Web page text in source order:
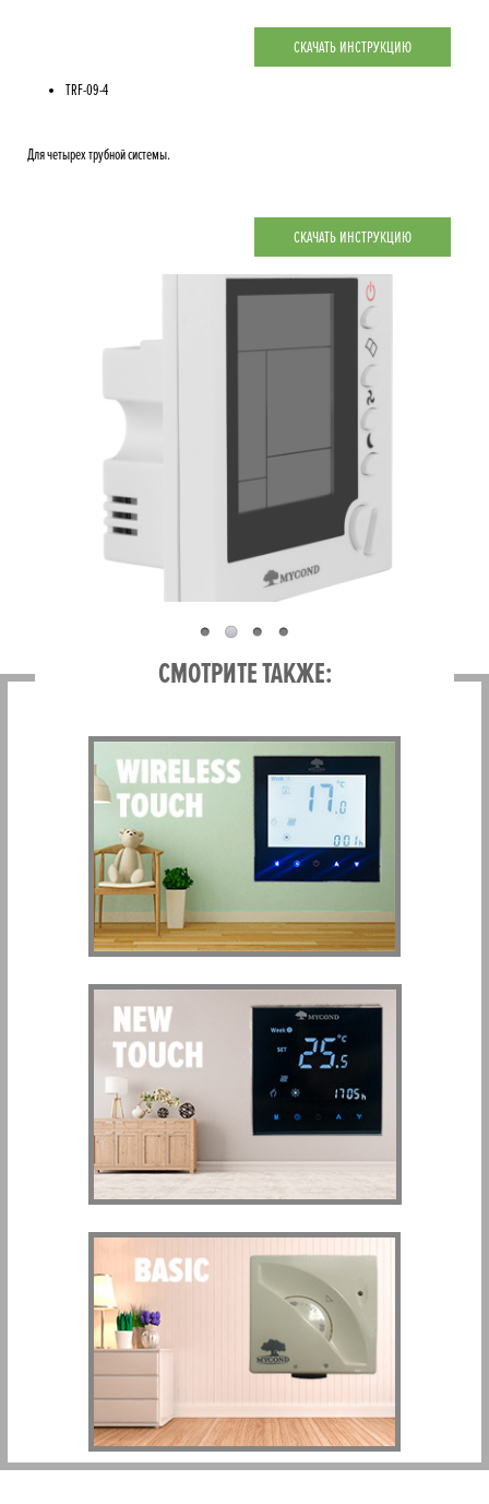
СКАЧАТЬ ИНСТРУКЦИЮ
TRF-09-4
Для четырех трубной системы.
СКАЧАТЬ ИНСТРУКЦИЮ
СМОТРИТЕ ТАКЖЕ: